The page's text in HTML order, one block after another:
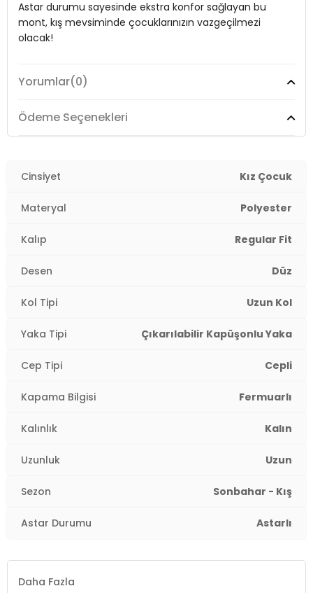
Kol Tipi:Uzun Kol
Cep Tipi:Cepli
Uzunluk:Uzun
Kalıp Bilgisi:Regular Fit
Detaylar: Kürklü
Astar durumu sayesinde ekstra konfor sağlayan bu
mont, kış mevsiminde çocuklarınızın vazgeçilmezi
olacak!
Model:Mont
Giyim Tarzı:Günlük/Casual
Mevsim:
Materyal:
Yaka Tipi:
Kapama Şekli:
Kol Tipi:
Cep Tipi:
Astar Durumu:
Uzunluk: Uzun
Kalınlık:
Kalıp Bilgisi:
Yaş Grubu:
4DK25761908.10
Yorumlar(0)
Ödeme Seçenekleri
Cinsiyet Kız Çocuk
Materyal Polyester
Kalıp Regular Fit
Desen Düz
Kol Tipi Uzun Kol
Yaka Tipi Çıkarılabilir Kapüşonlu Yaka
Cep Tipi Cepli
Kapama Bilgisi Fermuarlı
Kalınlık Kalın
Uzunluk Uzun
Sezon Sonbahar - Kış
Astar Durumu Astarlı
Daha Fazla